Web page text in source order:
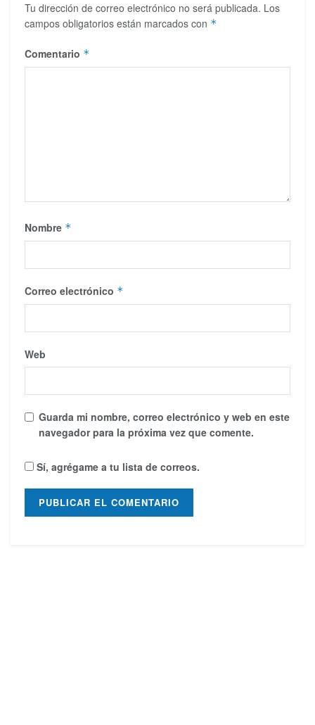
Tu dirección de correo electrónico no será publicada. Los
campos obligatorios están marcados con *
Comentario *
Nombre *
Correo electrónico *
Web
Guarda mi nombre, correo electrónico y web en este
navegador para la próxima vez que comente.
Sí, agrégame a tu lista de correos.